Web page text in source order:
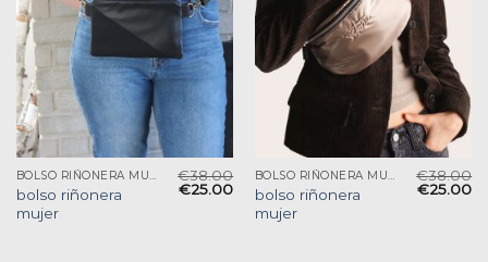
BOLSO RIÑONERA MUJER
bolso riñonera
mujer
€38.00
€25.00
BOLSO RIÑONERA MUJER
bolso riñonera
mujer
€38.00
€25.00